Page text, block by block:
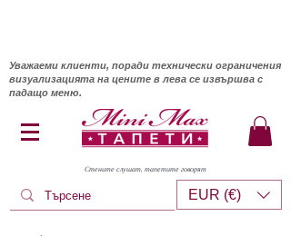
Уважаеми клиенти, поради технически ограничения
визуализацията на цените в лева се извършва с
падащо меню.
Стените слушат, тапетите говорят
EUR (€)